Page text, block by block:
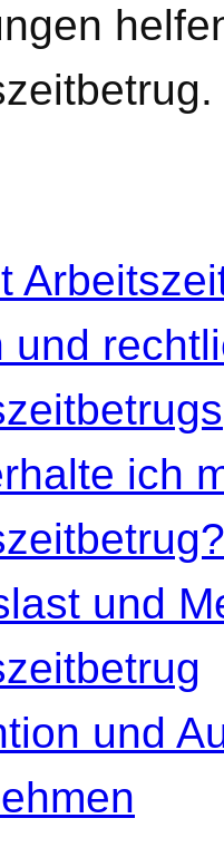
und
ich
und
und